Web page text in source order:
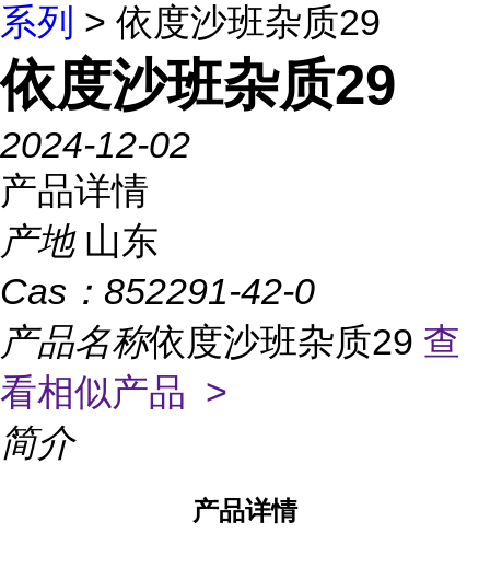
系列 > 依度沙班杂质29
依度沙班杂质29
2024-12-02
产品详情
产地 山东
Cas： 852291-42-0
产品名称依度沙班杂质29 查
看相似产品 >
简介
产品详情